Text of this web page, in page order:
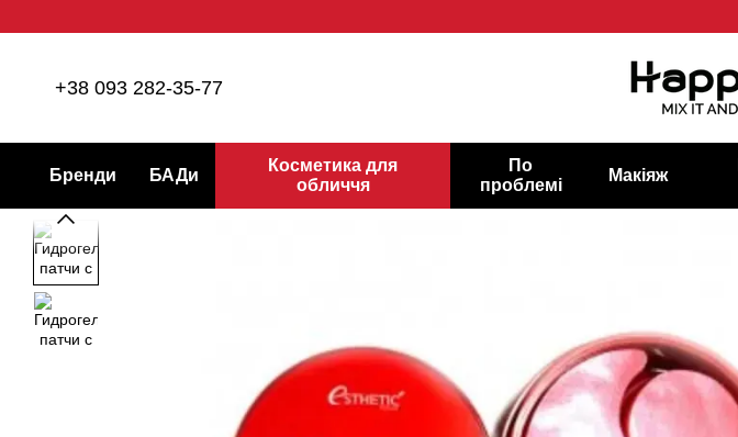
+38 093 282-35-77
Бренди БАДи
Косметика для
обличчя
По
проблемі
Макіяж